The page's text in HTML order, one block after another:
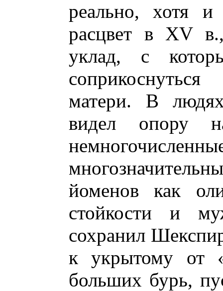
реально, хотя
расцвет в XV
уклад, с
матери. В
видел опору
йоменов как
стойкости и
сохранил
к укрытому от
больших бурь,